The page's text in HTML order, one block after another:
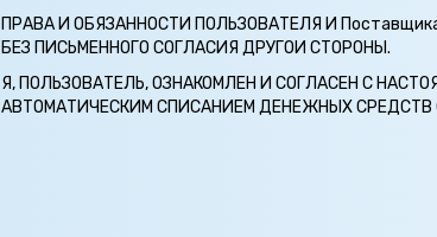
ПРАВА И ОБЯЗАННОСТИ ПОЛЬЗОВАТЕЛЯ И
БЕЗ ПИСЬМЕННОГО СОГЛАСИЯ ДРУГОИ СТОРОНЫ.
Я, ПОЛЬЗОВАТЕЛЬ, ОЗНАКОМЛЕН И СОГЛАСЕН С
АВТОМАТИЧЕСКИМ СПИСАНИЕМ ДЕНЕЖНЫХ СРЕДСТВ С